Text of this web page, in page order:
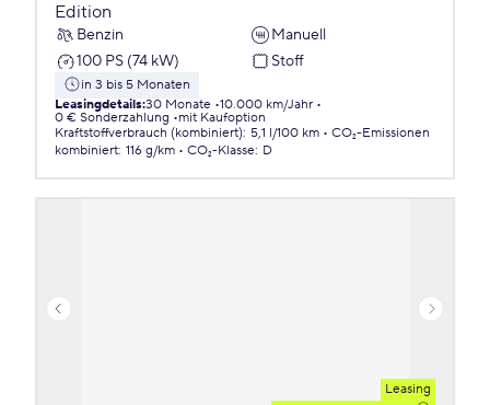
Edition
Benzin
Manuell
100 PS (74 kW)
Stoff
in 3 bis 5 Monaten
Leasingdetails:30 Monate 10.000 km/Jahr
0 € Sonderzahlung
mit Kaufoption
Kraftstoffverbrauch (kombiniert): 5,1 l/100 km
CO₂-Emissionen
kombiniert: 116 g/km CO₂-Klasse: D
Leasing